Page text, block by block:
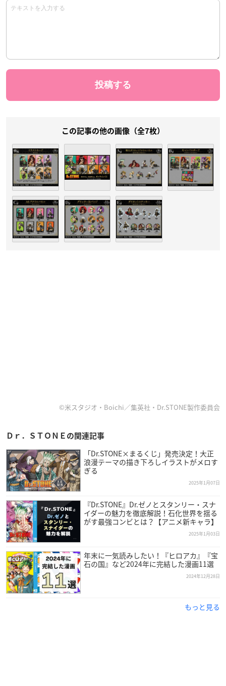
この記事の他の画像（全7枚）
©米スタジオ・Boichi／集英社・Dr.STONE製作委員会
Ｄｒ．ＳＴＯＮＥの関連記事
「Dr.STONE×まるくじ」発売決定！大正
浪漫テーマの描き下ろしイラストがメロす
ぎる
2025年1月07日
『Dr.STONE』Dr.ゼノとスタンリー・スナ
イダーの魅力を徹底解説！石化世界を揺る
がす最強コンビとは？【アニメ新キャラ】
2025年1月03日
年末に一気読みしたい！『ヒロアカ』『宝
石の国』など2024年に完結した漫画11選
2024年12月28日
もっと見る